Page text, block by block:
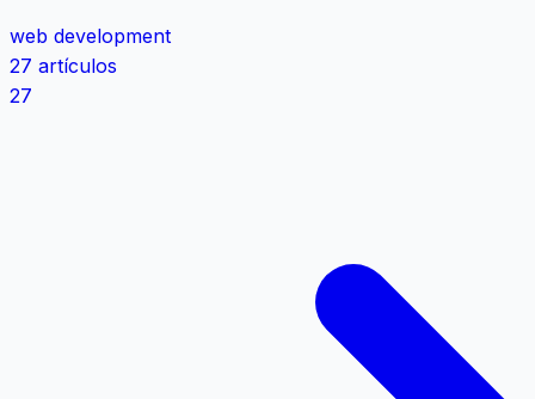
web development
27 artículos
27